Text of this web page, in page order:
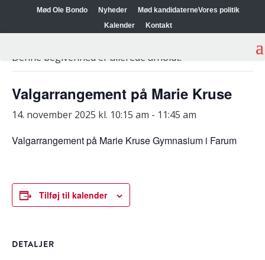
Mød Ole Bondo Nyheder Mød kandidaterneVores politik
Kalender
Kontakt
« Alle Begivenheder
Denne begivenhed er allerede afholdt.
Valgarrangement på Marie Kruse
14. november 2025 kl. 10:15 am - 11:45 am
Valgarrangement på Marie Kruse Gymnasium i Farum
Tilføj til kalender
DETALJER